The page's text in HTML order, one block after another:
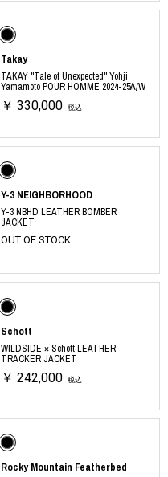
Takay
TAKAY "Tale of Unexpected" Yohji
Yamamoto POUR HOMME 2024-25A/W
￥ 330,000 税込
Y-3 NEIGHBORHOOD
Y-3 NBHD LEATHER BOMBER
JACKET
OUT OF STOCK
Schott
WILDSIDE × Schott LEATHER
TRACKER JACKET
￥ 242,000 税込
Rocky Mountain Featherbed